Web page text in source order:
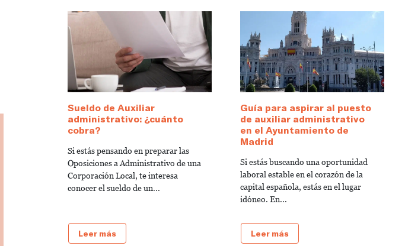
Sueldo de Auxiliar
administrativo: ¿cuánto
cobra?
Si estás pensando en preparar las
Oposiciones a Administrativo de una
Corporación Local, te interesa
conocer el sueldo de un...
Leer más
Guía para aspirar al puesto
de auxiliar administrativo
en el Ayuntamiento de
Madrid
Si estás buscando una oportunidad
laboral estable en el corazón de la
capital española, estás en el lugar
idóneo. En...
Leer más